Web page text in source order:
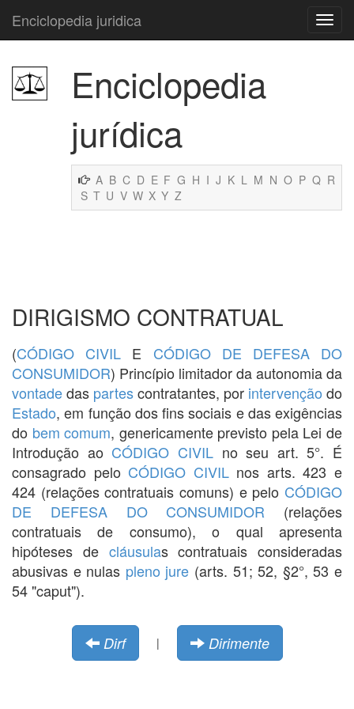
Enciclopedia juridica
Enciclopedia
jurídica
A B C D E F G H I J K L M N O P Q R
S T U V W X Y Z
DIRIGISMO CONTRATUAL
(CÓDIGO CIVIL E CÓDIGO DE DEFESA DO
CONSUMIDOR) Princípio limitador da autonomia da
vontadedas partescontratantes, por intervenção do
Estado, em função dos fins sociais e das exigências
do bem comum, genericamente previsto pela Lei de
Introdução ao CÓDIGO CIVILno seu art. 5°. É
consagrado pelo CÓDIGO CIVILnos arts. 423 e
424 (relações contratuais comuns) e pelo CÓDIGO
DE DEFESA DO CONSUMIDOR (relações
contratuais de consumo), o qual apresenta
hipóteses de cláusulas contratuais consideradas
abusivas e nulas pleno jure (arts. 51; 52, §2°, 53 e
54 "caput").
Dirf | Dirimente